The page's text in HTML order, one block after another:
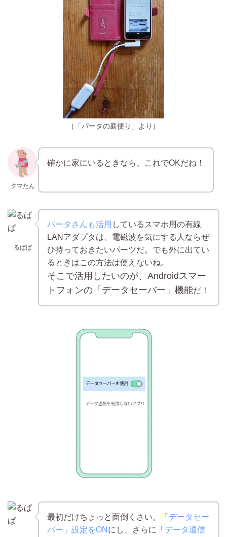
（「パータの庭便り」より）
クマたん
確かに家にいるときなら、これでOKだね！
るぱぱ
パータさんも活用 しているスマホ用の有線
LANアダプタは、電磁波を気にする人ならぜ
ひ持っておきたいパーツだ。でも外に出てい
るときはこの方法は使えないね。
そこで活用したいのが、Androidスマー
トフォンの「データセーバー」機能だ！
最初だけちょっと面倒くさい。
「データセー
バー」設定をON にし、さらに「 データ通信